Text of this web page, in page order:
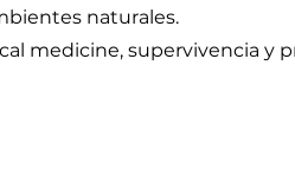
naturales.
medicine, supervivencia y